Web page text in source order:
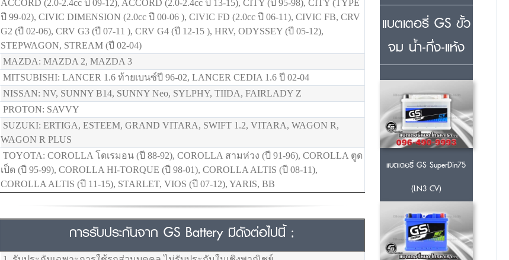
ACCORD (2.0-2.4cc ปี 09-12), ACCORD (2.0-2.4cc ปี 13-15), CITY (ปี 95-98), CITY (TYPE
ปี 99-02), CIVIC DIMENSION (2.0cc ปี 00-06 ), CIVIC FD (2.0cc ปี 06-11), CIVIC FB, CRV
G2 (ปี 02-06), CRV G3 (ปี 07-11 ), CRV G4 (ปี 12-15 ), HRV, ODYSSEY (ปี 05-12),
STEPWAGON, STREAM (ปี 02-04)
MAZDA: MAZDA 2, MAZDA 3
MITSUBISHI: LANCER 1.6 ท้ายเบนซ์ปี 96-02, LANCER CEDIA 1.6 ปี 02-04
NISSAN: NV, SUNNY B14, SUNNY Neo, SYLPHY, TIIDA, FAIRLADY Z
PROTON: SAVVY
SUZUKI: ERTIGA, ESTEEM, GRAND VITARA, SWIFT 1.2, VITARA, WAGON R,
WAGON R PLUS
TOYOTA: COROLLA โดเรมอน (ปี 88-92), COROLLA สามห่วง (ปี 91-96), COROLLA ตูด
เป็ด (ปี 95-99), COROLLA HI-TORQUE (ปี 98-01), COROLLA ALTIS (ปี 08-11),
COROLLA ALTIS (ปี 11-15), STARLET, VIOS (ปี 07-12), YARIS, BB
การรับประกันจาก GS Battery มีดังต่อไปนี้ ;
แบตเตอรี่ GS ขั้ว
จม น้ำ-กึ่ง-แห้ง
แบตเตอรี่ GS SuperDin75
(LN3 CV)